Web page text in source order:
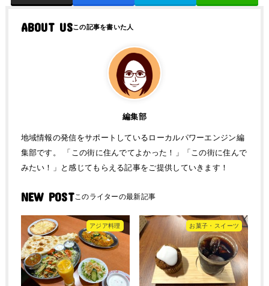
ABOUT US
編集部
地域情報の発信をサポートしているローカルパワーエンジン編
集部です。 「この街に住んでてよかった！」「この街に住んで
みたい！」と感じてもらえる記事をご提供していきます！
NEW POST
アジア料理 お菓子・スイーツ